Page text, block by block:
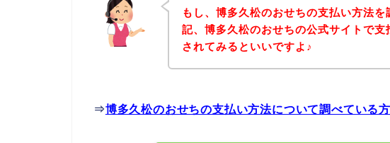
もし、博多久松のおせちの支払い方法を
記、博多久松のおせちの公式サイトで支
されてみるといいですよ♪
⇒博多久松のおせちの支払い方法について調べている